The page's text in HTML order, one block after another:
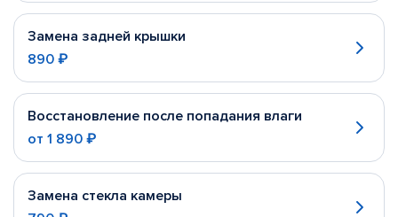
Замена задней крышки
890 ₽
Восстановление после попадания влаги
от 1 890 ₽
Замена стекла камеры